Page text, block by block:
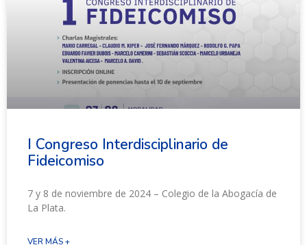
I Congreso Interdisciplinario de
Fideicomiso
7 y 8 de noviembre de 2024 – Colegio de la Abogacía de
La Plata.
VER MÁS +